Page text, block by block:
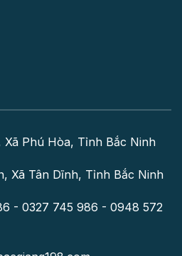
Xã Phú Hòa, Tỉnh Bắc Ninh
Xã Tân Dĩnh, Tỉnh Bắc Ninh
- 0327 745 986 - 0948 572